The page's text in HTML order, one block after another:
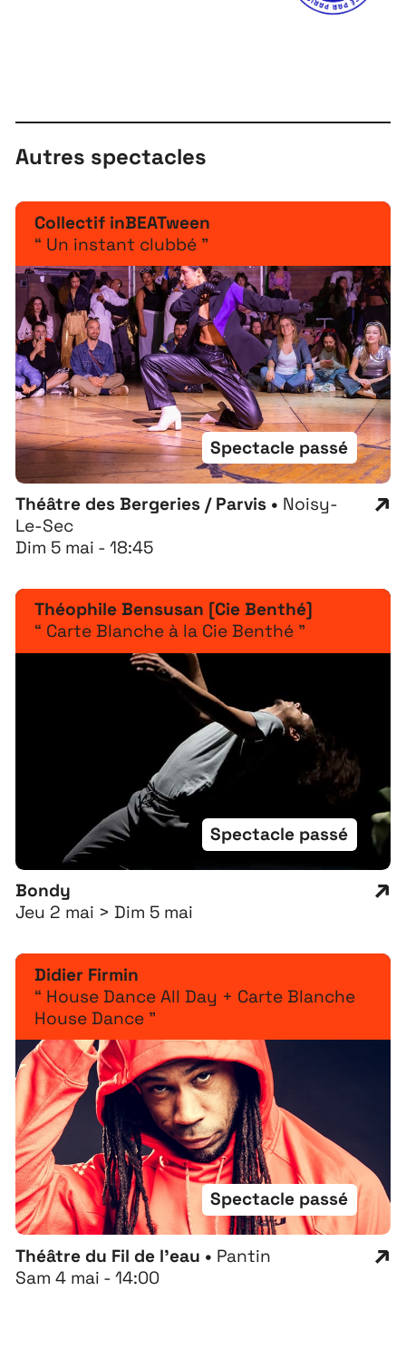
Autres spectacles
Théâtre des Bergeries / Parvis • Noisy-
Le-Sec
Dim 5 mai - 18:45
Spectacle passé
Collectif inBEATween
“ Un instant clubbé ”
Bondy
Jeu 2 mai > Dim 5 mai
Spectacle passé
Théophile Bensusan [Cie Benthé]
“ Carte Blanche à la Cie Benthé ”
Théâtre du Fil de l'eau • Pantin
Sam 4 mai - 14:00
Spectacle passé
Didier Firmin
“ House Dance All Day + Carte Blanche
House Dance ”